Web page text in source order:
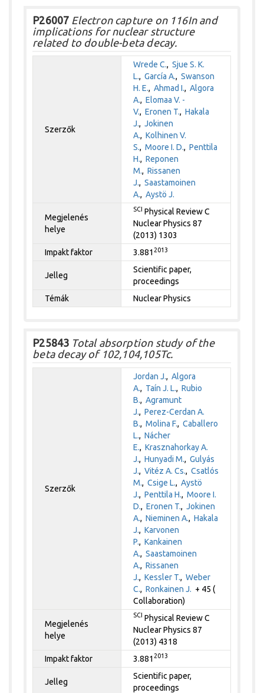
P26007 Electron capture on 116In and
implications for nuclear structure
related to double-beta decay.
Szerzők
Wrede C.,Sjue S. K.
L.,García A.,Swanson
H. E.,Ahmad I.,Algora
A.,Elomaa V. -
V.,Eronen T.,Hakala
J.,Jokinen
A.,Kolhinen V.
S.,Moore I. D.,Penttila
H.,Reponen
M.,Rissanen
J.,Saastamoinen
A.,Aystö J.
Megjelenés
helye
SCI Physical Review C
Nuclear Physics 87
(2013) 1303
Impakt faktor
3.881 2013
Jelleg
Scientific paper,
proceedings
Témák
Nuclear Physics
P25843 Total absorption study of the
beta decay of 102,104,105Tc.
Szerzők
Jordan J.,Algora
A., Taín J. L.,Rubio
B.,Agramunt
J.,Perez-Cerdan A.
B.,Molina F.,Caballero
L.,Nácher
E.,Krasznahorkay A.
J.,Hunyadi M.,Gulyás
J.,Vitéz A. Cs.,Csatlós
M.,Csige L.,Aystö
J.,Penttila H.,Moore I.
D.,Eronen T.,Jokinen
A.,Nieminen A.,Hakala
J.,Karvonen
P.,Kankainen
A.,Saastamoinen
A.,Rissanen
J.,Kessler T.,Weber
C.,Ronkainen J. + 45 (
Collaboration)
Megjelenés
helye
SCI Physical Review C
Nuclear Physics 87
(2013) 4318
Impakt faktor
3.881 2013
Jelleg
Scientific paper,
proceedings